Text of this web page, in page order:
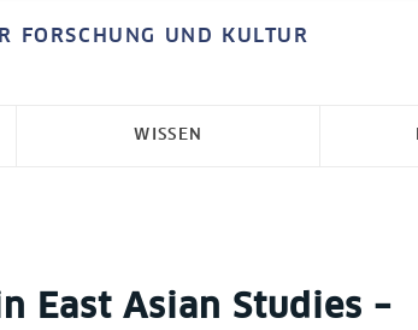
FORSCHUNG UND KULTUR
WISSEN
East Asian Studies –